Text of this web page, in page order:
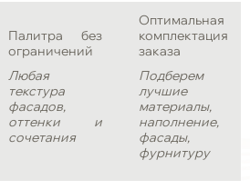
Палитра без
ограничений
Любая
текстура
фасадов,
оттенки и
сочетания
Оптимальная
комплектация
заказа
Подберем
лучшие
материалы,
наполнение,
фасады,
фурнитуру